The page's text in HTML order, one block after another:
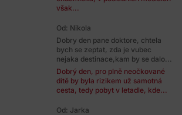
však...
Od: Nikola
Dobry den pane doktore, chtela
bych se zeptat, zda je vubec
nejaka destinace,kam by se dalo...
Dobrý den, pro plně neočkované
dítě by byla rizikem už samotná
cesta, tedy pobyt v letadle, kde...
Od: Jarka